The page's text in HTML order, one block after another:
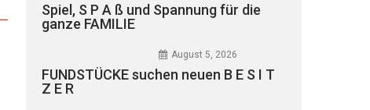
Spiel, S P A ß und Spannung für die
ganze FAMILIE
August 5, 2026
FUNDSTÜCKE suchen neuen B E S I T
Z E R